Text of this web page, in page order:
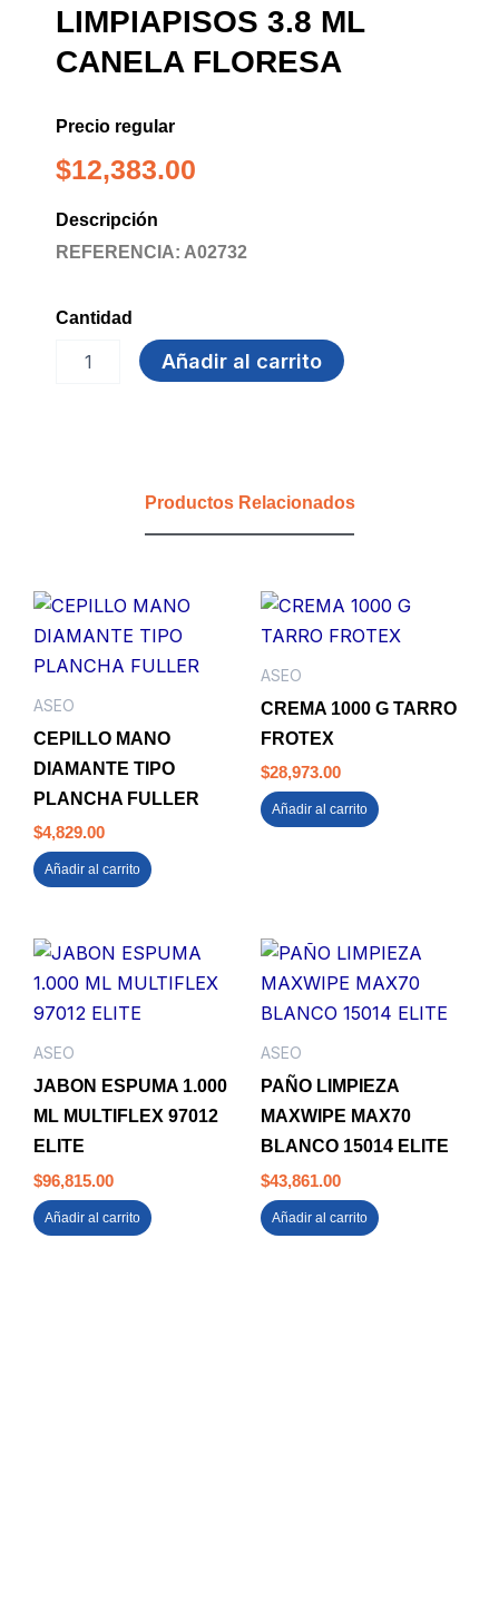
LIMPIAPISOS 3.8 ML
CANELA FLORESA
Precio regular
$12,383.00
Descripción
REFERENCIA: A02732
Cantidad
LIMPIAPISOS
Añadir al carrito
Productos Relacionados
ASEO
CEPILLO MANO
DIAMANTE TIPO
PLANCHA FULLER
$4,829.00
Añadir al carrito
ASEO
CREMA 1000 G TARRO
FROTEX
$28,973.00
Añadir al carrito
ASEO
JABON ESPUMA 1.000
ML MULTIFLEX 97012
ELITE
$96,815.00
Añadir al carrito
ASEO
PAÑO LIMPIEZA
MAXWIPE MAX70
BLANCO 15014 ELITE
$43,861.00
Añadir al carrito